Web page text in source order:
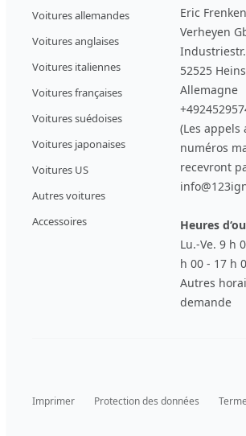
Voitures allemandes
Voitures anglaises
Voitures italiennes
Voitures françaises
Voitures suédoises
Voitures japonaises
Voitures US
Autres voitures
Accessoires
Eric
Verheyen
52525
Allemagne
(Les appels
numéros
recevront
Heures
Lu.-Ve. 9 h
h 00 - 17 h
Autres
demande
Imprimer Protection des données